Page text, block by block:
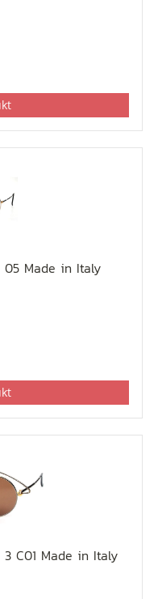
05 Made in Italy
3 C01 Made in Italy